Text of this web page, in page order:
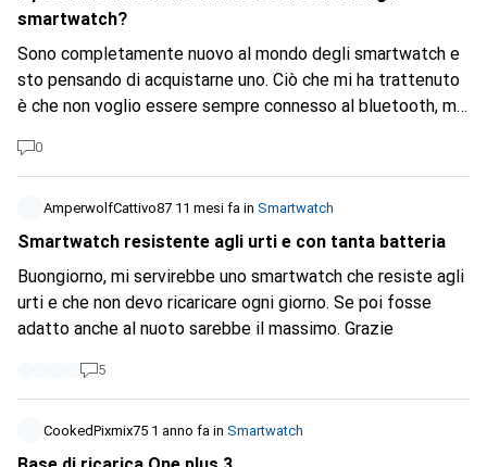
smartwatch?
Sono completamente nuovo al mondo degli smartwatch e
sto pensando di acquistarne uno. Ciò che mi ha trattenuto
è che non voglio essere sempre connesso al bluetooth, ma
come il ciclismo, ecc. Posso acquistare qualsiasi
sportwatch o ce ne sono alcuni per i quali è necessario
sincronizzarsi sempre con il bluetooth? Se sì, mi
piacerebbe avere qualche opzione economica per meno di
0
AmperwolfCattivo87 11 mesi fa in Smartwatch
Smartwatch resistente agli urti e con tanta batteria
Buongiorno, mi servirebbe uno smartwatch che resiste agli
urti e che non devo ricaricare ogni giorno. Se poi fosse
adatto anche al nuoto sarebbe il massimo. Grazie
5
CookedPixmix75 1 anno fa in Smartwatch